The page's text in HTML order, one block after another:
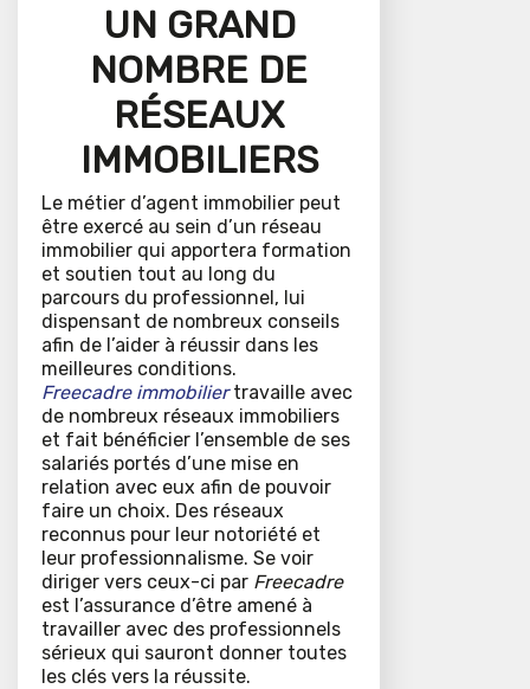
UN GRAND
NOMBRE DE
RÉSEAUX
IMMOBILIERS
Le métier d’agent immobilier peut
être exercé au sein d’un réseau
immobilier qui apportera formation
et soutien tout au long du
parcours du professionnel, lui
dispensant de nombreux conseils
afin de l’aider à réussir dans les
meilleures conditions.
Freecadre immobiliertravaille avec
de nombreux réseaux immobiliers
et fait bénéficier l’ensemble de ses
salariés portés d’une mise en
relation avec eux afin de pouvoir
faire un choix. Des réseaux
reconnus pour leur notoriété et
leur professionnalisme. Se voir
diriger vers ceux-ci par Freecadre
est l’assurance d’être amené à
travailler avec des professionnels
sérieux qui sauront donner toutes
les clés vers la réussite.